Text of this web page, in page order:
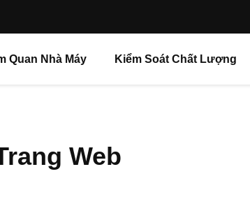
Quan Nhà Máy Kiểm Soát Chất Lượng
Web